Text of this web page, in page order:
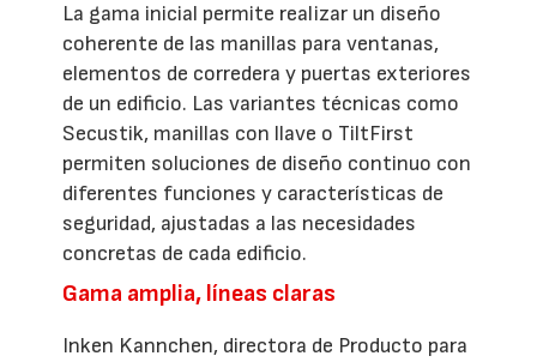
La gama inicial permite realizar un diseño
coherente de las manillas para ventanas,
elementos de corredera y puertas exteriores
de un edificio. Las variantes técnicas como
Secustik, manillas con llave o TiltFirst
permiten soluciones de diseño continuo con
diferentes funciones y características de
seguridad, ajustadas a las necesidades
concretas de cada edificio.
Gama amplia, líneas claras
Inken Kannchen, directora de Producto para